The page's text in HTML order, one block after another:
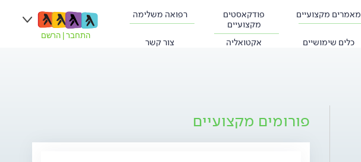
מאמרים מקצועיים
פודקאסטים
מקצועיים
רפואה משלימה
כלים שימושיים אקטואליה צור קשר
התחבר הרשם
פורומים מקצועיים